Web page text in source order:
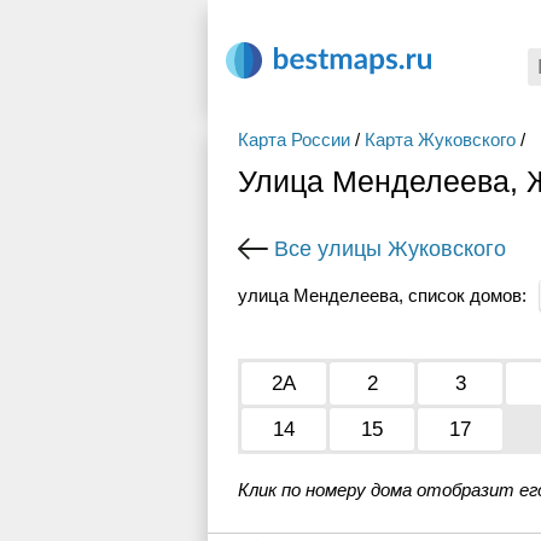
Карта России / Карта Жуковского /
Улица Менделеева,
Все улицы Жуковского
улица Менделеева, список домов:
2А 2 3
14
15 17
Клик по номеру дома отобразит